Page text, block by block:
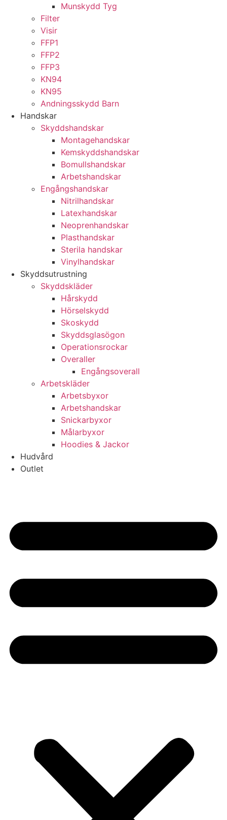
Munskydd Tyg
Filter
Visir
FFP1
FFP2
FFP3
KN94
KN95
Andningsskydd Barn
Handskar
Skyddshandskar
Montagehandskar
Kemskyddshandskar
Bomullshandskar
Arbetshandskar
Engångshandskar
Nitrilhandskar
Latexhandskar
Neoprenhandskar
Plasthandskar
Sterila handskar
Vinylhandskar
Skyddsutrustning
Skyddskläder
Hårskydd
Hörselskydd
Skoskydd
Skyddsglasögon
Operationsrockar
Overaller
Engångsoverall
Arbetskläder
Arbetsbyxor
Arbetshandskar
Snickarbyxor
Målarbyxor
Hoodies & Jackor
Hudvård
Outlet